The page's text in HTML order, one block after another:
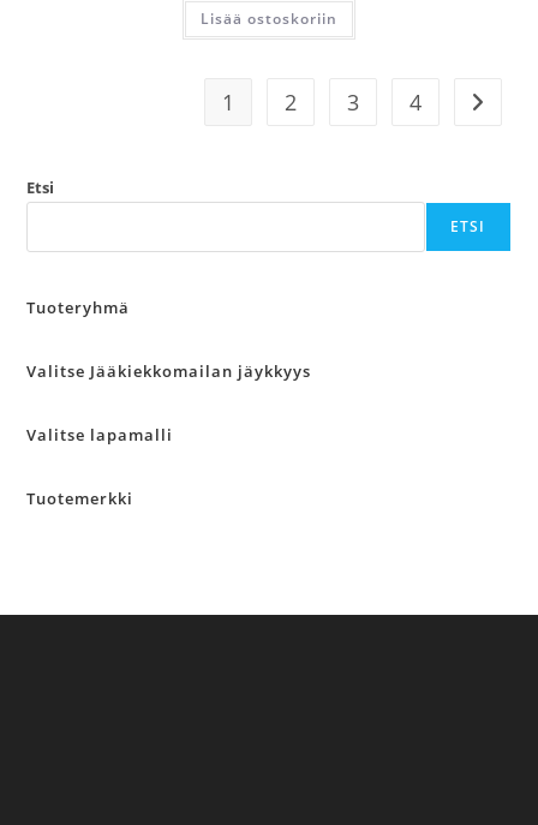
Lisää ostoskoriin
1 2 3 4
Etsi
ETSI
Tuoteryhmä
Valitse Jääkiekkomailan jäykkyys
Valitse lapamalli
Tuotemerkki